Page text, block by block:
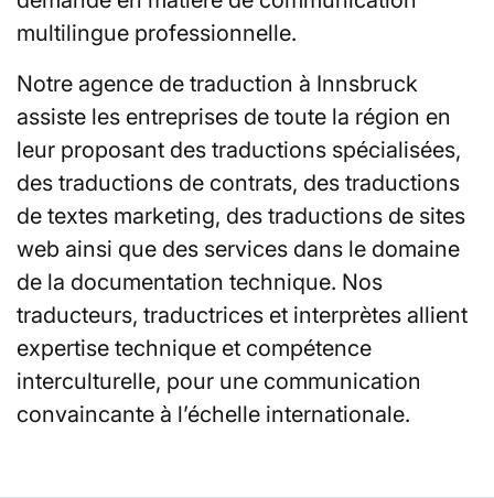
multilingue professionnelle.
Notre agence de traduction à Innsbruck
assiste les entreprises de toute la région en
leur proposant des traductions spécialisées,
des traductions de contrats, des traductions
de textes marketing, des traductions de sites
web ainsi que des services dans le domaine
de la documentation technique. Nos
traducteurs, traductrices et interprètes allient
expertise technique et compétence
interculturelle, pour une communication
convaincante à l’échelle internationale.